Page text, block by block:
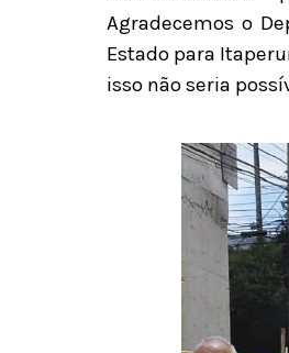
Agradecemos o
Estado para
isso não seria